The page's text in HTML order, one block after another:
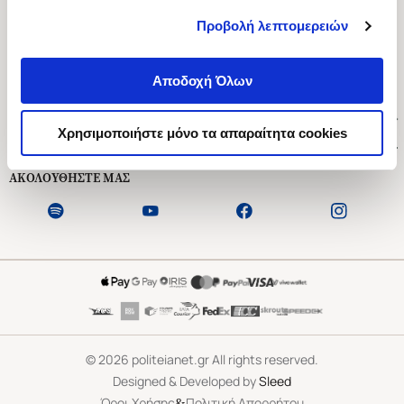
Προβολή λεπτομερειών
Αποδοχή Όλων
Χρησιμοποιήστε μόνο τα απαραίτητα cookies
Ασκληπιού 1-3, Αθήνα 106 79
Δευτέρα - Παρασκευή 09:00-21:00
Εξυπηρέτηση Πελατών
ΑΚΟΛΟΥΘΗΣΤΕ ΜΑΣ
©2026 politeianet.gr All rights reserved.
Designed & Developed bySleed